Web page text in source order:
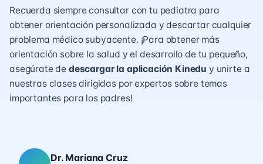
Recuerda siempre consultar con tu pediatra para
obtener orientación personalizada y descartar cualquier
problema médico subyacente. ¡Para obtener más
orientación sobre la salud y el desarrollo de tu pequeño,
asegúrate de descargar la aplicación Kinedu y unirte a
nuestras clases dirigidas por expertos sobre temas
importantes para los padres!
Dr. Mariana Cruz